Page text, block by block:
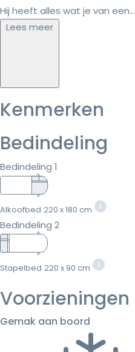
Hij heeft alles wat je van een...
Lees meer
Kenmerken
Bedindeling
Bedindeling 1
Alkoofbed 220 x 180 cm
Bedindeling 2
Stapelbed 220 x 90 cm
Voorzieningen
Gemak aan boord